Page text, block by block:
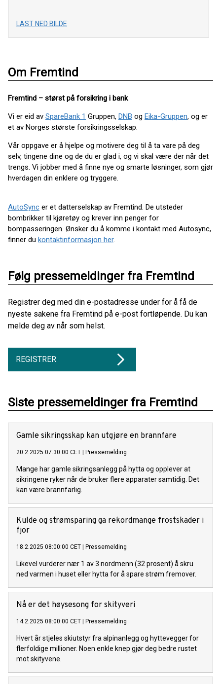
LAST NED BILDE
Om Fremtind
Fremtind – størst på forsikring i bank
Vi er eid av SpareBank 1 Gruppen, DNB og Eika-Gruppen, og er
et av Norges største forsikringsselskap.
Vår oppgave er å hjelpe og motivere deg til å ta vare på deg
selv, tingene dine og de du er glad i, og vi skal være der når det
trengs. Vi jobber med å finne nye og smarte løsninger, som gjør
hverdagen din enklere og tryggere.
AutoSync er et datterselskap av Fremtind. De utsteder
bombrikker til kjøretøy og krever inn penger for
bompasseringen. Ønsker du å komme i kontakt med Autosync,
finner du kontaktinformasjon her.
Følg pressemeldinger fra Fremtind
Registrer deg med din e-postadresse under for å få de
nyeste sakene fra Fremtind på e-post fortløpende. Du kan
melde deg av når som helst.
REGISTRER
Siste pressemeldinger fra Fremtind
Gamle sikringsskap kan utgjøre en brannfare
20.2.2025 07:30:00 CET | Pressemelding
Mange har gamle sikringsanlegg på hytta og opplever at
sikringene ryker når de bruker flere apparater samtidig. Det
kan være brannfarlig.
Kulde og strømsparing ga rekordmange frostskader i
fjor
18.2.2025 08:00:00 CET | Pressemelding
Likevel vurderer nær 1 av 3 nordmenn (32 prosent) å skru
ned varmen i huset eller hytta for å spare strøm fremover.
Nå er det høysesong for skityveri
14.2.2025 08:00:00 CET | Pressemelding
Hvert år stjeles skiutstyr fra alpinanlegg og hyttevegger for
flerfoldige millioner. Noen enkle knep gjør deg bedre rustet
mot skityvene.